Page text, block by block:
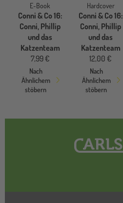
E-Book
Conni & Co 16:
Conni, Phillip
und das
Katzenteam
7,99 €
Nach
Ähnlichem
stöbern
Hardcover
Conni & Co 16:
Conni, Phillip
und das
Katzenteam
12,00 €
Nach
Ähnlichem
stöbern